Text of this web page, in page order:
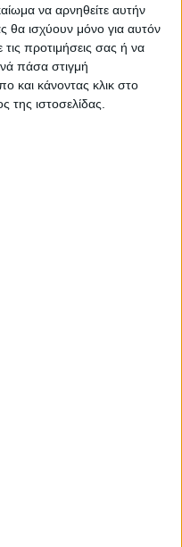
να αρνηθείτε αυτήν
θα ισχύουν μόνο για αυτόν
προτιμήσεις σας ή να
πάσα στιγμή
και κάνοντας κλικ στο
της ιστοσελίδας.